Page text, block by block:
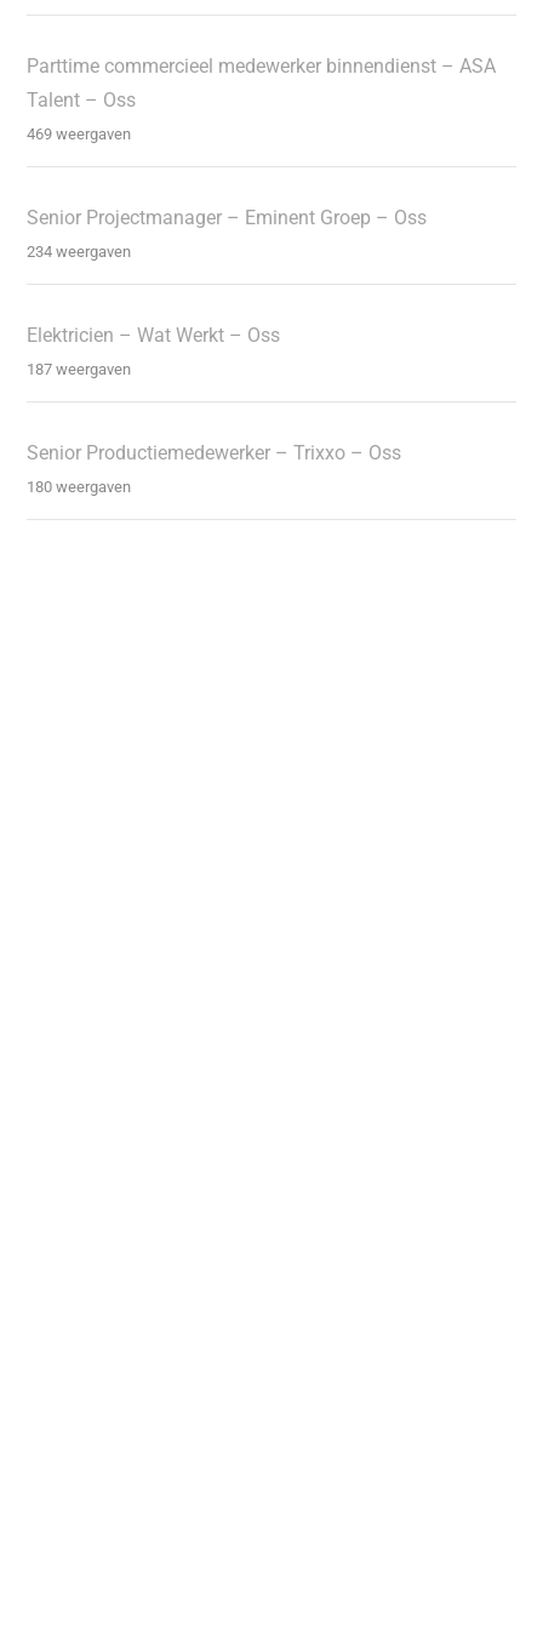
Parttime commercieel medewerker binnendienst – ASA
Talent – Oss
469 weergaven
Senior Projectmanager – Eminent Groep – Oss
234 weergaven
Elektricien – Wat Werkt – Oss
187 weergaven
Senior Productiemedewerker – Trixxo – Oss
180 weergaven